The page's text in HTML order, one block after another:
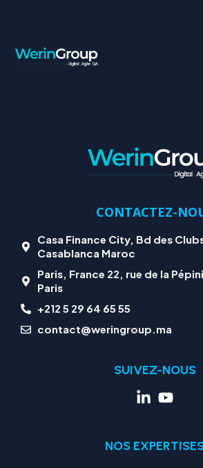
CONTACTEZ-
Casa Finance City, Bd des
Casablanca Maroc
Paris, France 22, rue de la
Paris
+212 5 29 64 65 55
contact@weringroup.ma
SUIVEZ-NOUS
NOS